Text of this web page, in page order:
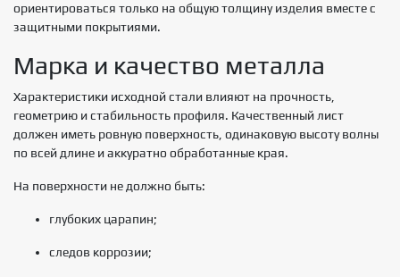
ориентироваться только на общую толщину изделия вместе с
защитными покрытиями.
Марка и качество металла
Характеристики исходной стали влияют на прочность,
геометрию и стабильность профиля. Качественный лист
должен иметь ровную поверхность, одинаковую высоту волны
по всей длине и аккуратно обработанные края.
На поверхности не должно быть:
глубоких царапин;
следов коррозии;